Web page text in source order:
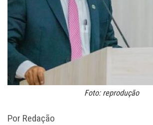
Foto: reprodução
Por Redação